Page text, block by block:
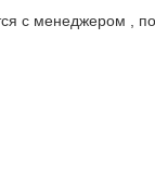
с менеджером ,